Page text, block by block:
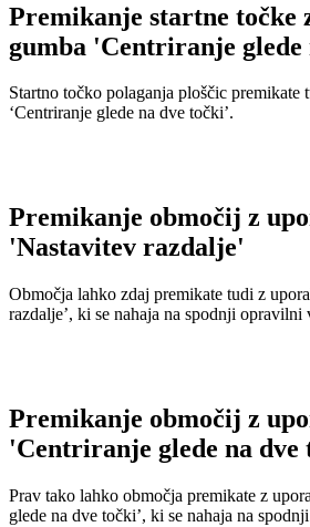
Premikanje startne točke
gumba 'Centriranje glede
Startno točko polaganja ploščic premikate
‘Centriranje glede na dve točki’.
Premikanje območij z
'Nastavitev razdalje'
Območja lahko zdaj premikate tudi z
razdalje’, ki se nahaja na spodnji opravilni
Premikanje območij z
'Centriranje glede na dve
Prav tako lahko območja premikate z
glede na dve točki’, ki se nahaja na